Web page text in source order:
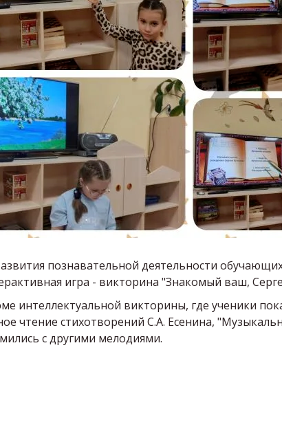
познавательной деятельности
игра - викторина "Знакомый ваш,
интеллектуальной викторины, где ученики
чтение стихотворений С.А. Есенина,
с другими мелодиями.